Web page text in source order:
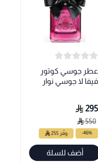
عطر جوسي كوتور
فيفا لا جوسي نوار
295
550
-46% وفّر 255
أضف للسلة